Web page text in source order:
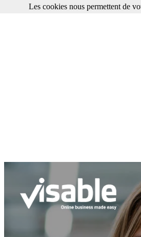
Les cookies nous permettent de